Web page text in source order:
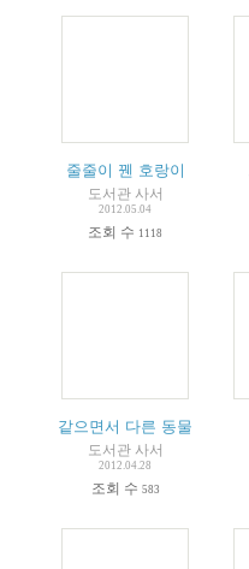
줄줄이 꿴 호랑이
도서관 사서
2012.05.04
조회 수 1118
같으면서 다른 동물
도서관 사서
2012.04.28
조회 수 583